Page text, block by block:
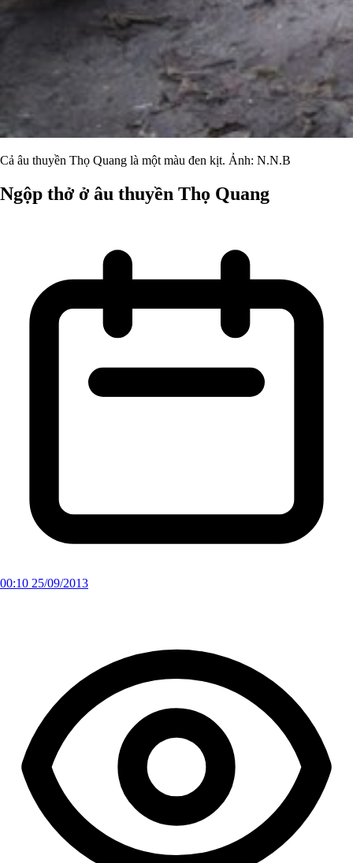
Cả âu thuyền Thọ Quang là một màu đen kịt. Ảnh: N.N.B
Ngộp thở ở âu thuyền Thọ Quang
00:10 25/09/2013